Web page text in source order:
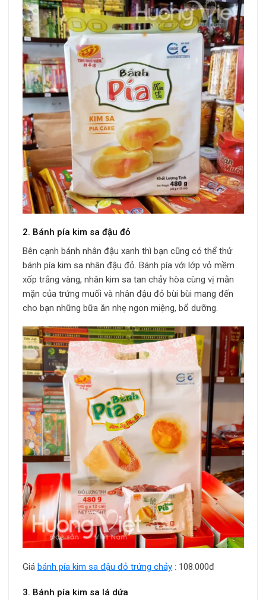
2. Bánh pía kim sa đậu đỏ
Bên cạnh bánh nhân đậu xanh thì bạn cũng có thể thử
bánh pía kim sa nhân đậu đỏ. Bánh pía với lớp vỏ mềm
xốp trắng vàng, nhân kim sa tan chảy hòa cùng vị mằn
mặn của trứng muối và nhân đậu đỏ bùi bùi mang đến
cho bạn những bữa ăn nhẹ ngon miệng, bổ dưỡng.
Giá bánh pía kim sa đậu đỏ trứng chảy: 108.000đ
3. Bánh pía kim sa lá dứa